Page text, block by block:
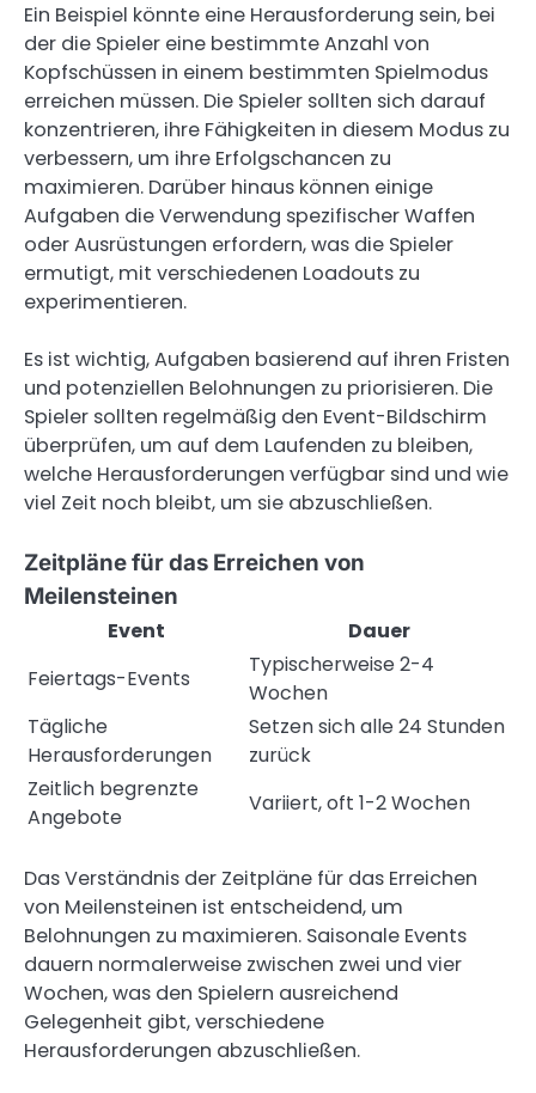
Ein Beispiel könnte eine Herausforderung sein, bei
der die Spieler eine bestimmte Anzahl von
Kopfschüssen in einem bestimmten Spielmodus
erreichen müssen. Die Spieler sollten sich darauf
konzentrieren, ihre Fähigkeiten in diesem Modus zu
verbessern, um ihre Erfolgschancen zu
maximieren. Darüber hinaus können einige
Aufgaben die Verwendung spezifischer Waffen
oder Ausrüstungen erfordern, was die Spieler
ermutigt, mit verschiedenen Loadouts zu
experimentieren.
Es ist wichtig, Aufgaben basierend auf ihren Fristen
und potenziellen Belohnungen zu priorisieren. Die
Spieler sollten regelmäßig den Event-Bildschirm
überprüfen, um auf dem Laufenden zu bleiben,
welche Herausforderungen verfügbar sind und wie
viel Zeit noch bleibt, um sie abzuschließen.
Zeitpläne für das Erreichen von
Meilensteinen
Event
Dauer
Feiertags-Events
Typischerweise 2-4
Wochen
Tägliche
Herausforderungen
Setzen sich alle 24 Stunden
zurück
Zeitlich begrenzte
Angebote
Variiert, oft 1-2 Wochen
Das Verständnis der Zeitpläne für das Erreichen
von Meilensteinen ist entscheidend, um
Belohnungen zu maximieren. Saisonale Events
dauern normalerweise zwischen zwei und vier
Wochen, was den Spielern ausreichend
Gelegenheit gibt, verschiedene
Herausforderungen abzuschließen.